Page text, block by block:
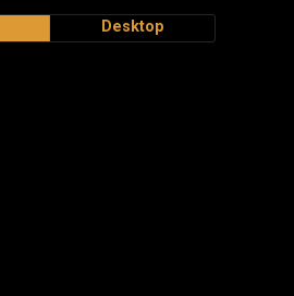
Desktop